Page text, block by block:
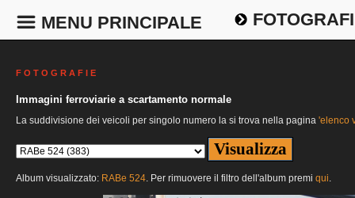
MENU PRINCIPALE
F O T O G R A F I E
Immagini ferroviarie a scartamento normale
La suddivisione dei veicoli per singolo numero la si trova nella pagina 'elenco
Album visualizzato: RABe 524. Per rimuovere il filtro dell'album premi qui.